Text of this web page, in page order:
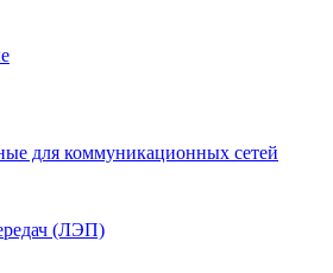
для коммуникационных сетей
(ЛЭП)